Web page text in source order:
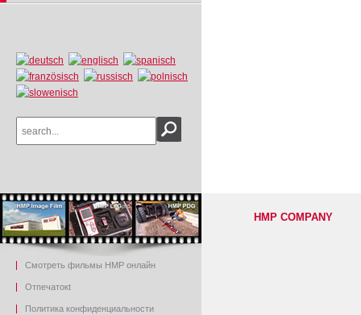
Смотреть фильмы HMP онлайн
Oтпечатокt
Политика конфиденциальности
HMP COMPANY